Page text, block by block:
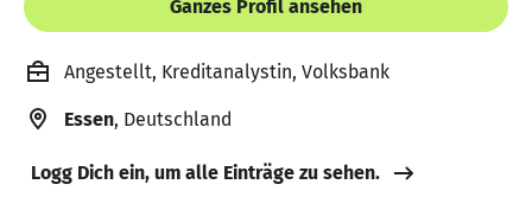
Ganzes Profil ansehen
Angestellt, Kreditanalystin, Volksbank
Essen, Deutschland
Logg Dich ein, um alle Einträge zu sehen.